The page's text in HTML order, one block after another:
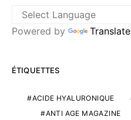
Powered by Translate
ÉTIQUETTES
ACIDE HYALURONIQUE
ANTI AGE MAGAZINE